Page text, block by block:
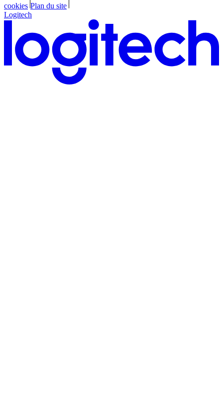
cookies Plan du site
Logitech